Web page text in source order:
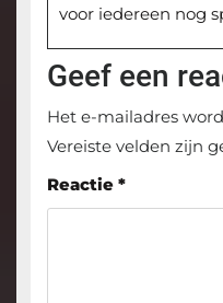
voor iedereen nog
Geef een
Het e-mailadres
Vereiste velden zijn
Reactie *